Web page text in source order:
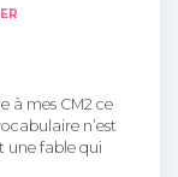
à mes CM2 ce
n’est
une fable qui